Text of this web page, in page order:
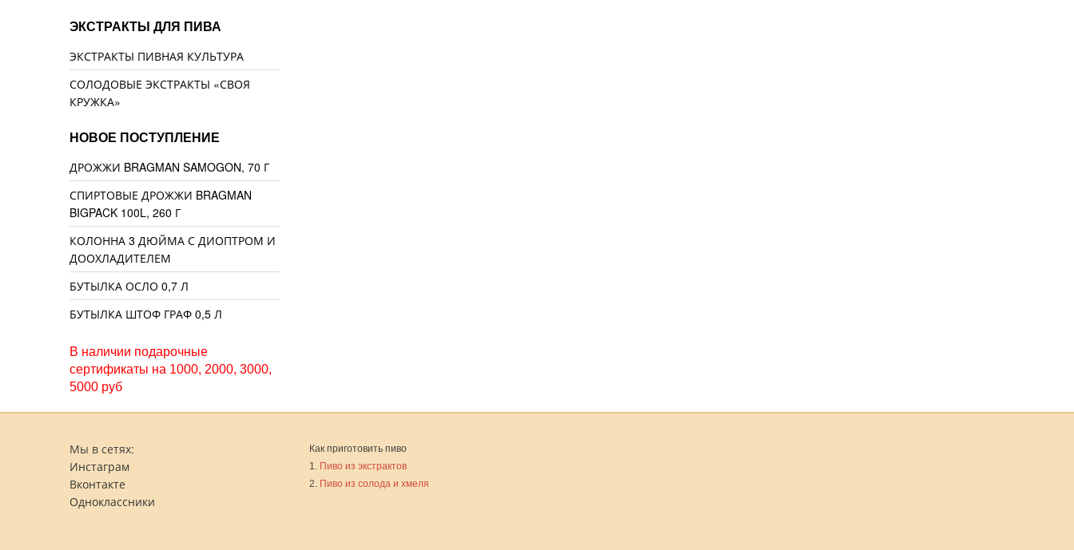
ЭКСТРАКТЫ ДЛЯ ПИВА
ЭКСТРАКТЫ ПИВНАЯ КУЛЬТУРА
СОЛОДОВЫЕ ЭКСТРАКТЫ «СВОЯ
КРУЖКА»
НОВОЕ ПОСТУПЛЕНИЕ
ДРОЖЖИ BRAGMAN SAMOGON, 70 Г
СПИРТОВЫЕ ДРОЖЖИ BRAGMAN
BIGPACK 100L, 260 Г
КОЛОННА 3 ДЮЙМА С ДИОПТРОМ И
ДООХЛАДИТЕЛЕМ
БУТЫЛКА ОСЛО 0,7 Л
БУТЫЛКА ШТОФ ГРАФ 0,5 Л
В наличии подарочные
сертификаты на 1000, 2000, 3000,
5000 руб
Мы в сетях:
Инстаграм
Вконтакте
Одноклассники
Как приготовить пиво
1. Пиво из экстрактов
2. Пиво из солода и хмеля